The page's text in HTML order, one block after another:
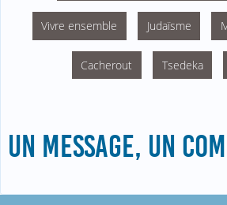
Vivre ensemble Judaïsme
Cacherout Tsedeka
UN MESSAGE, UN